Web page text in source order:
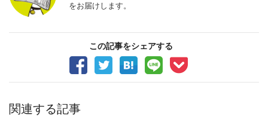
をお届けします。
この記事をシェアする
関連する記事